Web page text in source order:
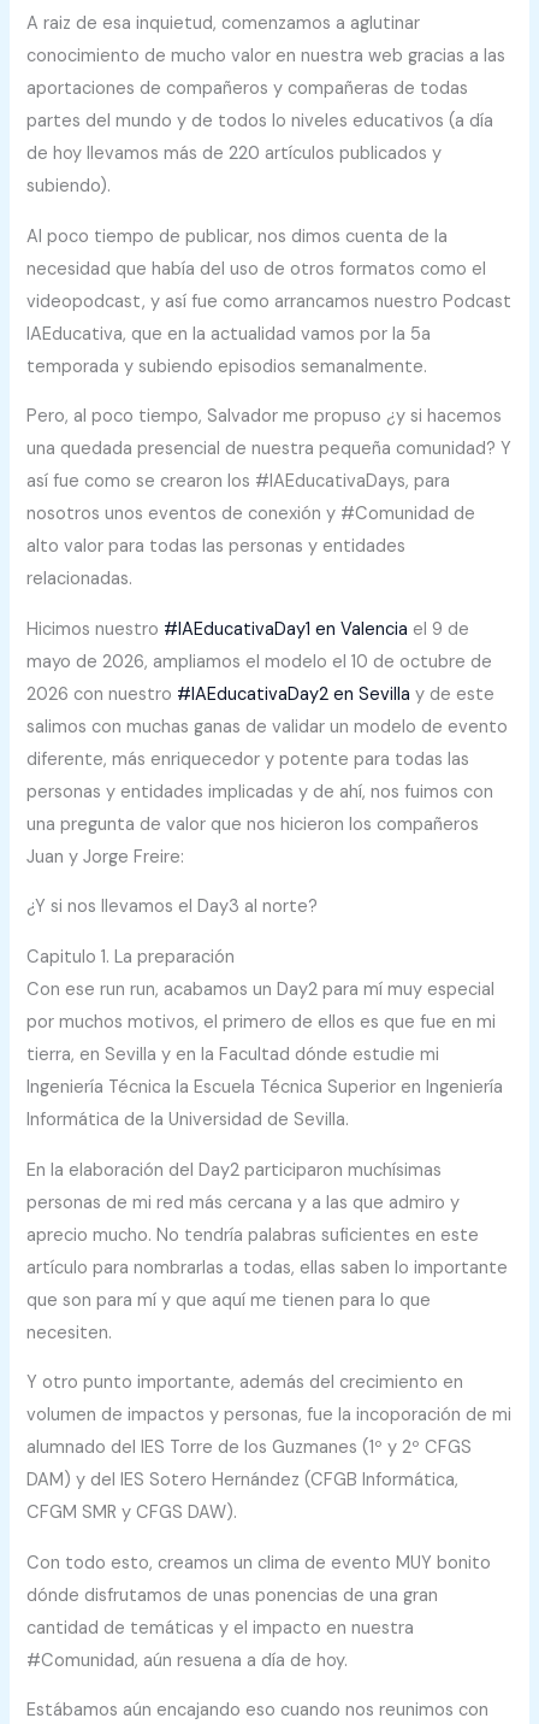
A raiz de esa inquietud, comenzamos a aglutinar
conocimiento de mucho valor en nuestra web gracias a las
aportaciones de compañeros y compañeras de todas
partes del mundo y de todos lo niveles educativos (a día
de hoy llevamos más de 220 artículos publicados y
subiendo).
Al poco tiempo de publicar, nos dimos cuenta de la
necesidad que había del uso de otros formatos como el
videopodcast, y así fue como arrancamos nuestro Podcast
IAEducativa, que en la actualidad vamos por la 5a
temporada y subiendo episodios semanalmente.
Pero, al poco tiempo, Salvador me propuso ¿y si hacemos
una quedada presencial de nuestra pequeña comunidad? Y
así fue como se crearon los #IAEducativaDays, para
nosotros unos eventos de conexión y #Comunidad de
alto valor para todas las personas y entidades
relacionadas.
Hicimos nuestro #IAEducativaDay1 en Valencia el 9 de
mayo de 2026, ampliamos el modelo el 10 de octubre de
2026 con nuestro #IAEducativaDay2 en Sevilla y de este
salimos con muchas ganas de validar un modelo de evento
diferente, más enriquecedor y potente para todas las
personas y entidades implicadas y de ahí, nos fuimos con
una pregunta de valor que nos hicieron los compañeros
Juan y Jorge Freire:
¿Y si nos llevamos el Day3 al norte?
Capitulo 1. La preparación
Con ese run run, acabamos un Day2 para mí muy especial
por muchos motivos, el primero de ellos es que fue en mi
tierra, en Sevilla y en la Facultad dónde estudie mi
Ingeniería Técnica la Escuela Técnica Superior en Ingeniería
Informática de la Universidad de Sevilla.
En la elaboración del Day2 participaron muchísimas
personas de mi red más cercana y a las que admiro y
aprecio mucho. No tendría palabras suficientes en este
artículo para nombrarlas a todas, ellas saben lo importante
que son para mí y que aquí me tienen para lo que
necesiten.
Y otro punto importante, además del crecimiento en
volumen de impactos y personas, fue la incoporación de mi
alumnado del IES Torre de los Guzmanes (1º y 2º CFGS
DAM) y del IES Sotero Hernández (CFGB Informática,
CFGM SMR y CFGS DAW).
Con todo esto, creamos un clima de evento MUY bonito
dónde disfrutamos de unas ponencias de una gran
cantidad de temáticas y el impacto en nuestra
#Comunidad, aún resuena a día de hoy.
Estábamos aún encajando eso cuando nos reunimos con